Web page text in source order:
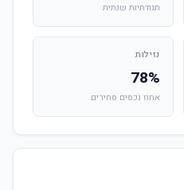
תנודתיות שנתית
נזילות
78%
אחוז נכסים סחירים